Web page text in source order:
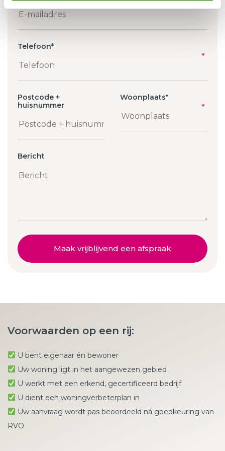
Telefoon*
Postcode +
huisnummer
Woonplaats*
Bericht
Maak vrijblijvend een afspraak
Voorwaarden op een rij:
U bent eigenaar én bewoner
Uw woning ligt in het aangewezen gebied
U werkt met een erkend, gecertificeerd bedrijf
U dient een woningverbeterplan in
Uw aanvraag wordt pas beoordeeld ná goedkeuring van
RVO